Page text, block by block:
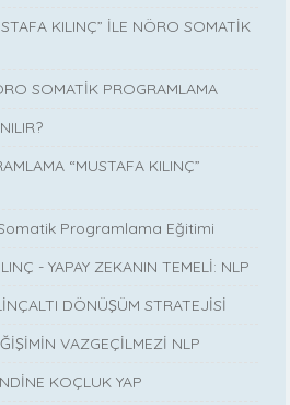
KILINÇ” İLE NÖRO SOMATİK
SOMATİK PROGRAMLAMA
“MUSTAFA KILINÇ”
Programlama Eğitimi
- YAPAY ZEKANIN TEMELİ: NLP
DÖNÜŞÜM STRATEJİSİ
VAZGEÇİLMEZİ NLP
KOÇLUK YAP